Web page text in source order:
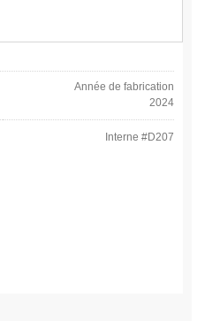
Année de fabrication
2024
Interne #D207